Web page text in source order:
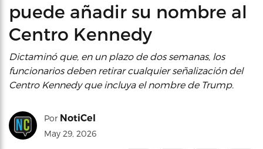
puede añadir su nombre al
Centro Kennedy
Dictaminó que, en un plazo de dos semanas, los
funcionarios deben retirar cualquier señalización del
Centro Kennedy que incluya el nombre de Trump.
Por NotiCel
May 29, 2026